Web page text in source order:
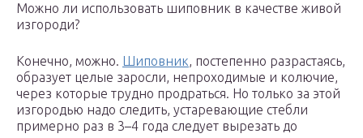
Можно ли использовать шиповник в качестве живой
изгороди?
Конечно, можно. Шиповник, постепенно разрастаясь,
образует целые заросли, непроходимые и колючие,
через которые трудно продраться. Но только за этой
изгородью надо следить, устаревающие стебли
примерно раз в 3–4 года следует вырезать до